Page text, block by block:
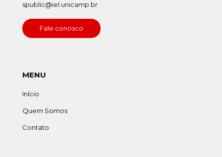
spublic@iel.unicamp.br
Fale conosco
MENU
Início
Quem Somos
Contato